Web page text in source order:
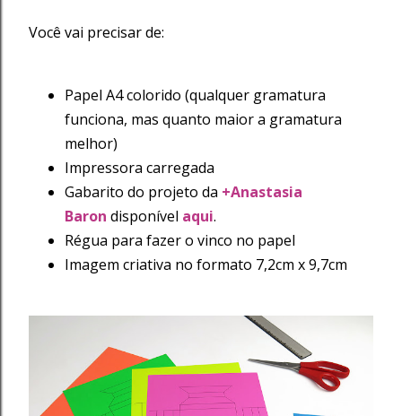
Você vai precisar de:
Papel A4 colorido (qualquer gramatura
funciona, mas quanto maior a gramatura
melhor)
Impressora carregada
Gabarito do projeto da +Anastasia
Baron disponível aqui.
Régua para fazer o vinco no papel
Imagem criativa no formato 7,2cm x 9,7cm